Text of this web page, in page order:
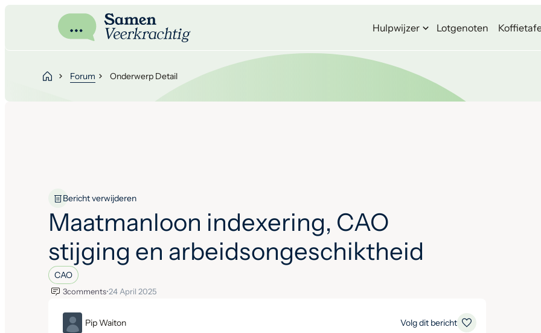
Hulpwijzer Lotgenoten
Forum Onderwerp Detail
Bericht verwijderen
Maatmanloon indexering, CAO
stijging en arbeidsongeschiktheid
CAO
3comments•24 April 2025
ML Pip Waiton Volg dit bericht